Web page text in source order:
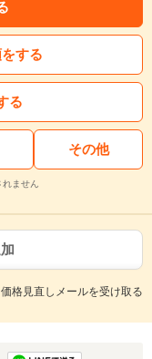
する
る
その他
ません
価格見直しメールを受け取る